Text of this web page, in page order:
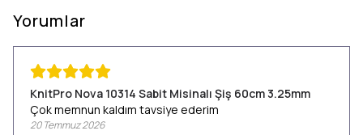
Yorumlar
KnitPro Nova 10314 Sabit Misinalı Şiş 60cm 3.25mm
Çok memnun kaldım tavsiye ederim
20 Temmuz 2026